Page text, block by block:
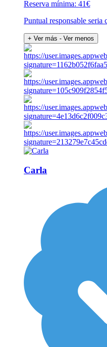
Reserva mínima: 41€
Puntual responsable seria
+ Ver más - Ver menos
Carla